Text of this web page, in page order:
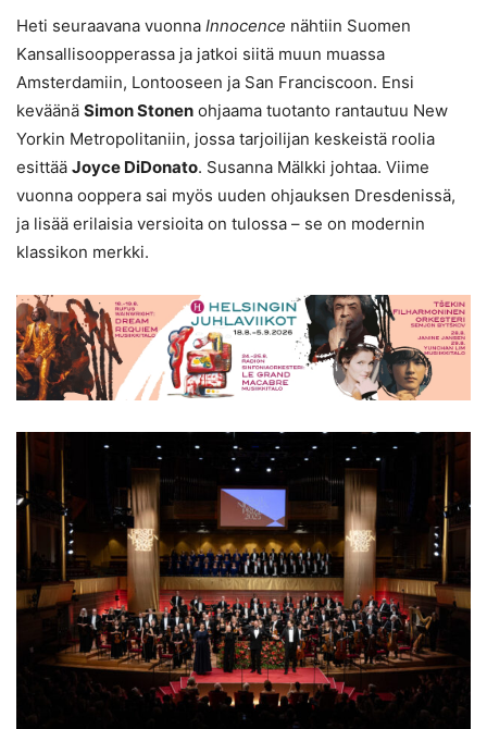
Heti seuraavana vuonna Innocence nähtiin Suomen
Kansallisoopperassa ja jatkoi siitä muun muassa
Amsterdamiin, Lontooseen ja San Franciscoon. Ensi
keväänä Simon Stonen ohjaama tuotanto rantautuu New
Yorkin Metropolitaniin, jossa tarjoilijan keskeistä roolia
esittää Joyce DiDonato. Susanna Mälkki johtaa. Viime
vuonna ooppera sai myös uuden ohjauksen Dresdenissä,
ja lisää erilaisia versioita on tulossa – se on modernin
klassikon merkki.